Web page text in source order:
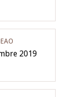
2019